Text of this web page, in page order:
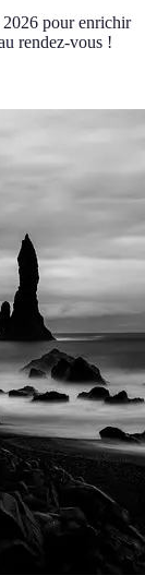
2026 pour enrichir
rendez-vous !